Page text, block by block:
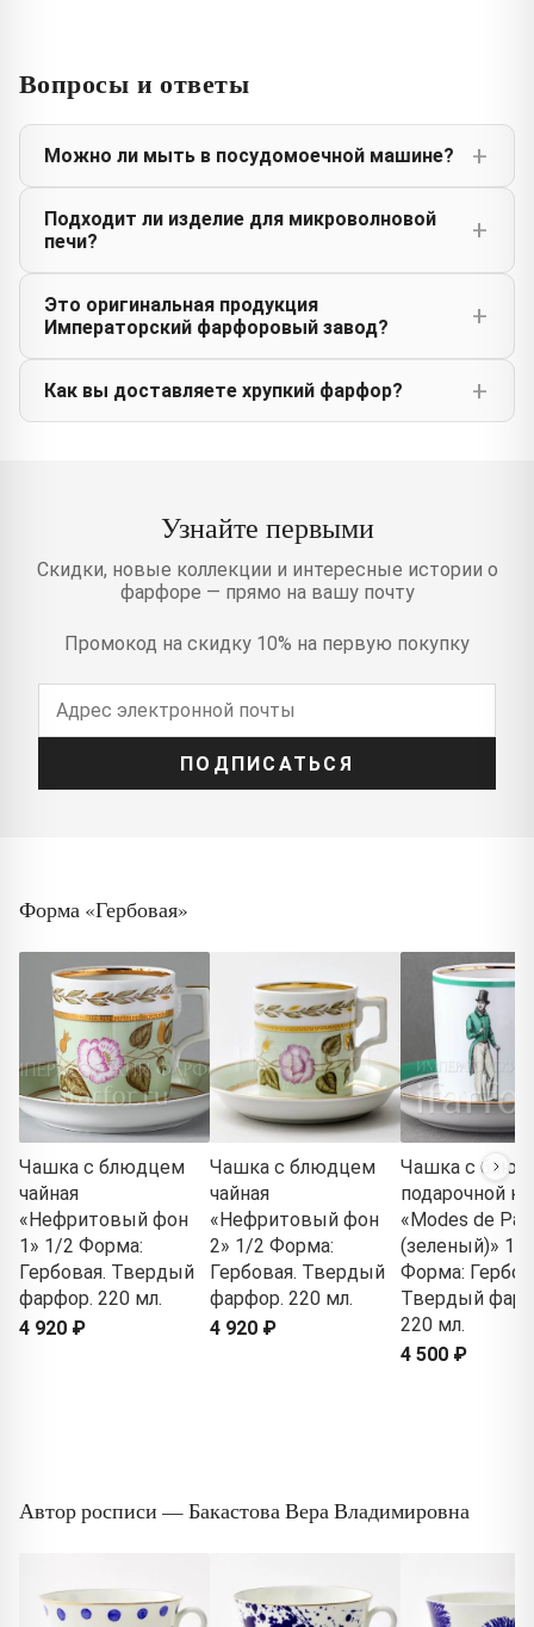
Вопросы и ответы
Можно ли мыть в посудомоечной машине?
Подходит ли изделие для микроволновой
печи?
Это оригинальная продукция
Императорский фарфоровый завод?
Как вы доставляете хрупкий фарфор?
Узнайте первыми
Скидки, новые коллекции и интересные истории о
фарфоре — прямо на вашу почту
Промокод на скидку 10% на первую покупку
ПОДПИСАТЬСЯ
Форма «Гербовая»
Чашка с блюдцем
чайная
«Нефритовый фон
1» 1/2 Форма:
Гербовая. Твердый
фарфор. 220 мл.
4 920 ₽
Чашка с блюдцем
чайная
«Нефритовый фон
2» 1/2 Форма:
Гербовая. Твердый
фарфор. 220 мл.
4 920 ₽
Чашка с
подарочной
«Modes de
(зеленый)» 1/2
Форма:
Твердый
220 мл.
4 500 ₽
Автор росписи — Бакастова Вера Владимировна